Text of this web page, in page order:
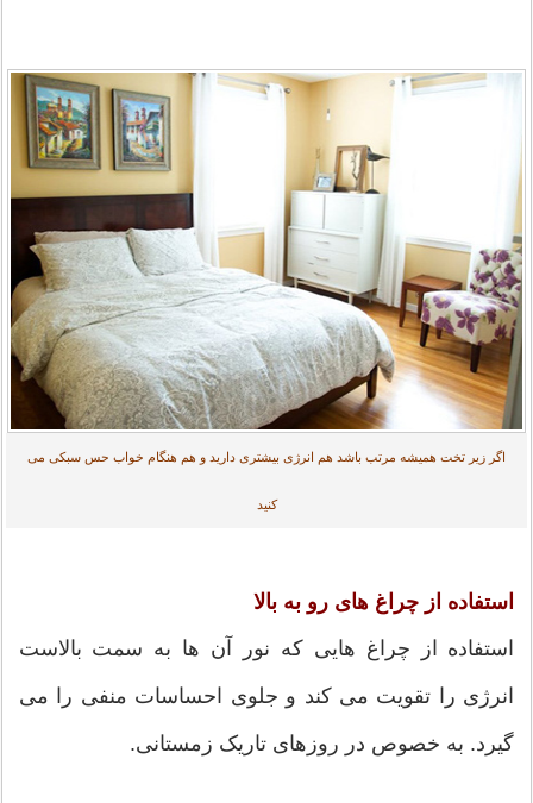
اگر زیر تخت همیشه مرتب باشد هم انرژی بیشتری دارید و هم هنگام خواب حس سبکی می
کنید
استفاده از چراغ های رو به بالا
استفاده از چراغ هایی که نور آن ها به سمت بالاست
انرژی را تقویت می کند و جلوی احساسات منفی را می
گیرد. به خصوص در روزهای تاریک زمستانی.